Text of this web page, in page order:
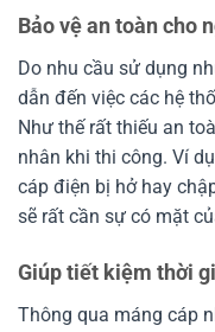
Bảo vệ an toàn cho
Do nhu cầu sử dụng
dẫn đến việc các hệ
Như thế rất thiếu an
nhân khi thi công. Ví
cáp điện bị hở hay
sẽ rất cần sự có mặt
Giúp tiết kiệm thời
Thông qua máng cáp